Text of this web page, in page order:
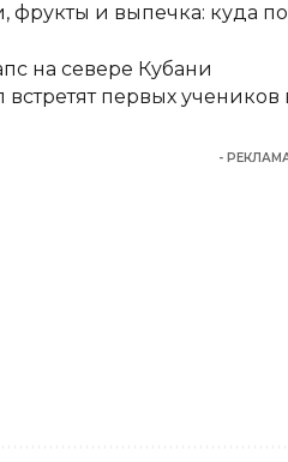
фрукты и выпечка: куда
на севере Кубани
первых учеников
-